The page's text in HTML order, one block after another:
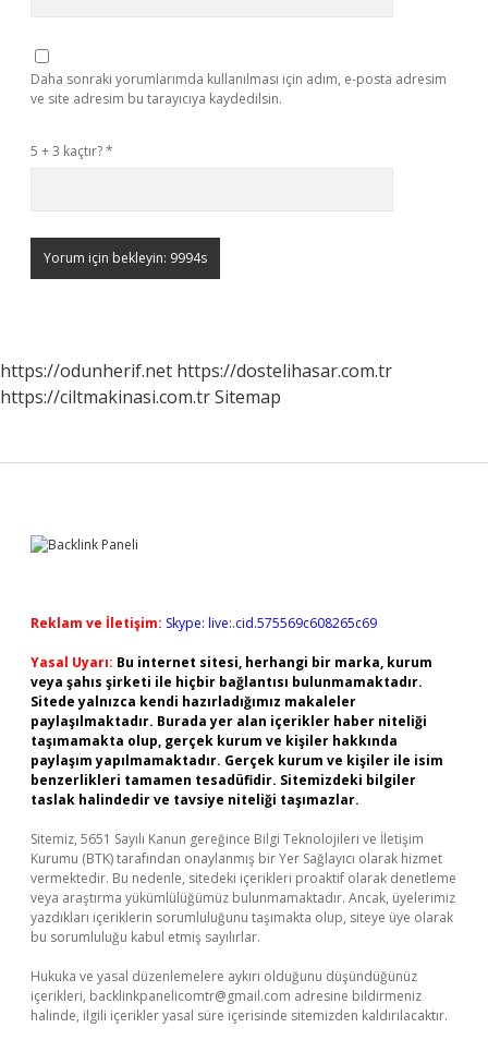
Daha sonraki yorumlarımda kullanılması için adım, e-posta adresim
ve site adresim bu tarayıcıya kaydedilsin.
5 + 3 kaçtır?*
https://odunherif.net https://dostelihasar.com.tr
https://ciltmakinasi.com.trSitemap
Sidebar
Reklam ve İletişim: Skype: live:.cid.575569c608265c69
Yasal Uyarı: Bu internet sitesi, herhangi bir marka, kurum
veya şahıs şirketi ile hiçbir bağlantısı bulunmamaktadır.
Sitede yalnızca kendi hazırladığımız makaleler
paylaşılmaktadır. Burada yer alan içerikler haber niteliği
taşımamakta olup, gerçek kurum ve kişiler hakkında
paylaşım yapılmamaktadır. Gerçek kurum ve kişiler ile isim
benzerlikleri tamamen tesadüfidir. Sitemizdeki bilgiler
taslak halindedir ve tavsiye niteliği taşımazlar.
Sitemiz, 5651 Sayılı Kanun gereğince Bilgi Teknolojileri ve İletişim
Kurumu (BTK) tarafından onaylanmış bir Yer Sağlayıcı olarak hizmet
vermektedir. Bu nedenle, sitedeki içerikleri proaktif olarak denetleme
veya araştırma yükümlülüğümüz bulunmamaktadır. Ancak, üyelerimiz
yazdıkları içeriklerin sorumluluğunu taşımakta olup, siteye üye olarak
bu sorumluluğu kabul etmiş sayılırlar.
Hukuka ve yasal düzenlemelere aykırı olduğunu düşündüğünüz
içerikleri, backlinkpanelicomtr@gmail.com adresine bildirmeniz
halinde, ilgili içerikler yasal süre içerisinde sitemizden kaldırılacaktır.